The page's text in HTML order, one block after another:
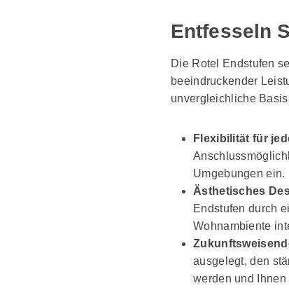
Entfesseln
Die Rotel Endstufen
beeindruckender
unvergleichliche
Flexibilität für
Umgebungen ein.
Ästhetisches
Endstufen durch
Wohnambiente
ausgelegt, den
werden und